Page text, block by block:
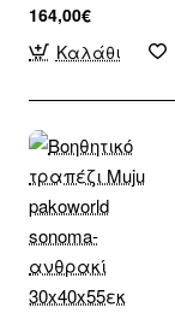
164,00€
Καλάθι